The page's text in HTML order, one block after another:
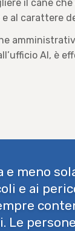
il cane che
al carattere
AI, è
e meno
e ai
Le